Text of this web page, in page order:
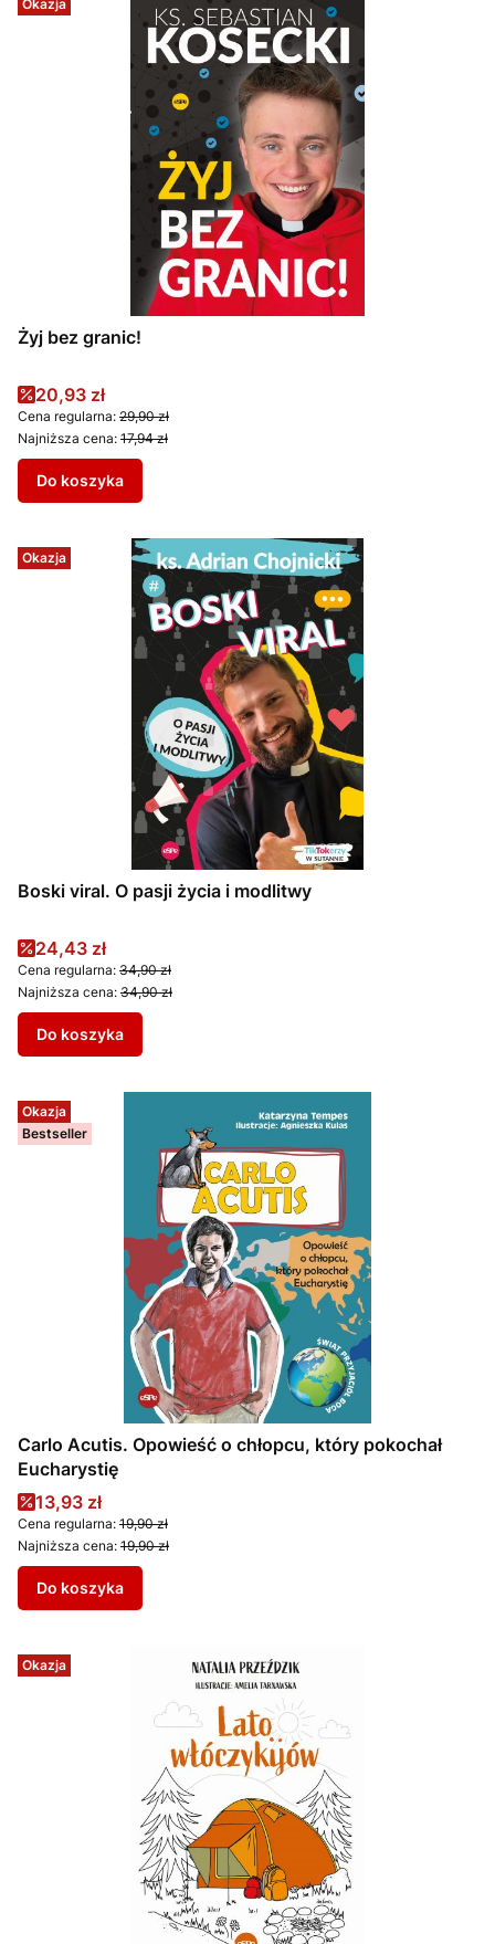
Okazja
Żyj bez granic!
Cena promocyjna
20,93 zł
Cena regularna: 29,90 zł
Najniższa cena: 17,94 zł
Do koszyka
Okazja
Boski viral. O pasji życia i modlitwy
Cena promocyjna
24,43 zł
Cena regularna: 34,90 zł
Najniższa cena: 34,90 zł
Do koszyka
Okazja
Bestseller
Carlo Acutis. Opowieść o chłopcu, który pokochał
Eucharystię
Cena promocyjna
13,93 zł
Cena regularna: 19,90 zł
Najniższa cena: 19,90 zł
Do koszyka
Okazja